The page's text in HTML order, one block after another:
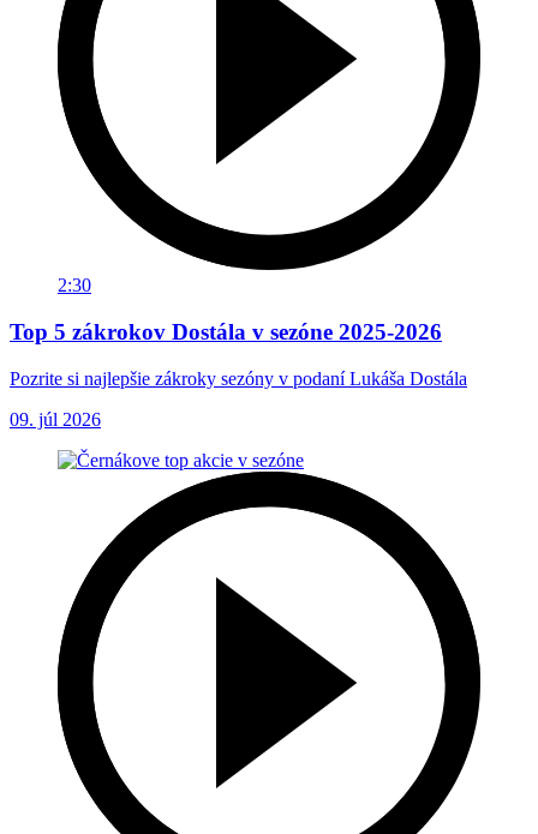
2:30
Top 5 zákrokov Dostála v sezóne 2025-2026
Pozrite si najlepšie zákroky sezóny v podaní Lukáša Dostála
09. júl 2026